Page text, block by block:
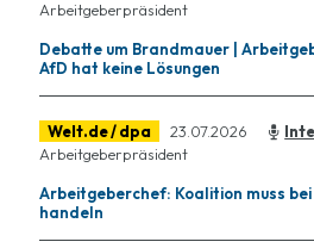
Arbeitgeberpräsident
Debatte um Brandmauer |
AfD hat keine Lösungen
Welt.de / dpa 23.07.2026
Arbeitgeberpräsident
Arbeitgeberchef: Koalition muss
handeln